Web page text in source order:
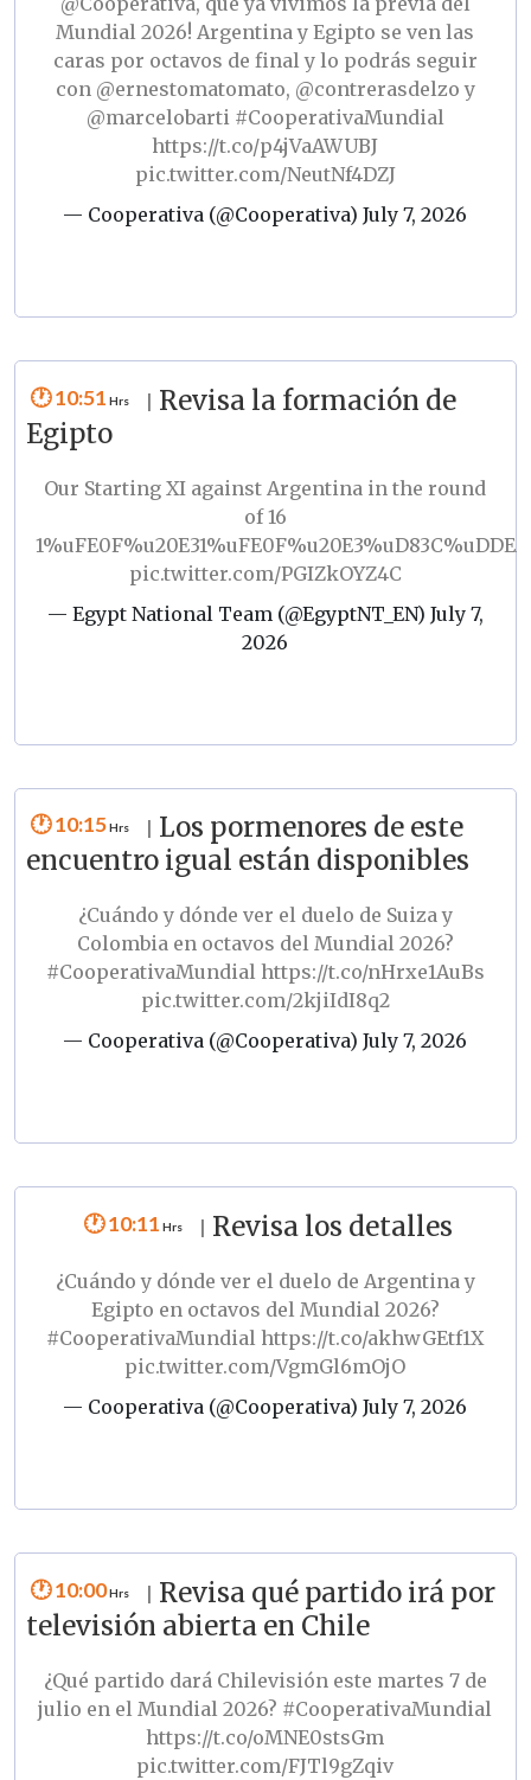
Mundial 2026! Argentina y Egipto se ven las
caras por octavos de final y lo podrás seguir
con @ernestomatomato, @contrerasdelzo y
@marcelobarti #CooperativaMundial
https://t.co/p4jVaAWUBJ
pic.twitter.com/NeutNf4DZJ
— Cooperativa (@Cooperativa)July 7, 2026
10:51
Revisa la formación de
Egipto
Our Starting XI against Argentina in the round
of 16
pic.twitter.com/PGIZkOYZ4C
— Egypt National Team (@EgyptNT_EN) July 7,
2026
10:15
Los pormenores de este
encuentro igual están disponibles
¿Cuándo y dónde ver el duelo de Suiza y
Colombia en octavos del Mundial 2026?
#CooperativaMundial https://t.co/nHrxe1AuBs
pic.twitter.com/2kjiIdI8q2
— Cooperativa (@Cooperativa)July 7, 2026
10:11 Revisa los detalles
¿Cuándo y dónde ver el duelo de Argentina y
Egipto en octavos del Mundial 2026?
#CooperativaMundial https://t.co/akhwGEtf1X
pic.twitter.com/VgmGl6mOjO
— Cooperativa (@Cooperativa)July 7, 2026
10:00
Revisa qué partido irá por
televisión abierta en Chile
¿Qué partido dará Chilevisión este martes 7 de
julio en el Mundial 2026? #CooperativaMundial
https://t.co/oMNE0stsGm
pic.twitter.com/FJTl9gZqiv